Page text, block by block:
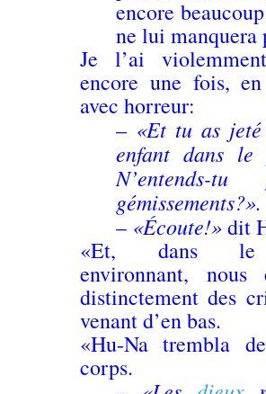
encore
ne lui manquera
Je l’ai
encore une fois,
avec horreur:
– «Et tu as
enfant dans le
N’entends-
gémissements?».
– «Écoute!»dit
«Et, dans le
environnant, nous
distinctement des
venant d’en bas.
«Hu-Na trembla
corps.